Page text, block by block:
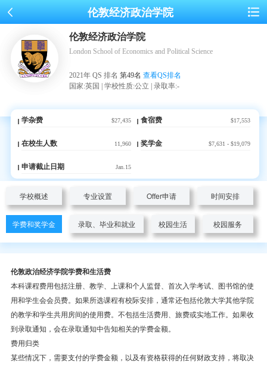
伦敦经济政治学院
伦敦经济政治学院
London School of Economics and Political Science
2021年 QS 排名 第49名 查看QS排名
国家:英国 | 学校性质:公立 | 录取率:-
学杂费 $27,435 食宿费 $17,553
在校生人数 11,960 奖学金 $7,631 - $19,079
申请截止日期 Jan.15
学校概述 专业设置 Offer申请 时间安排
学费和奖学金 录取、毕业和就业 校园生活 校园服务
伦敦政治经济学院学费和生活费
本科课程费用包括注册、教学、上课和个人监督、首次入学考试、图书馆的使
用和学生会会员费。如果所选课程有校际安排，通常还包括伦敦大学其他学院
的教学和学生共用房间的使用费。不包括生活费用、旅费或实地工作。如果收
到录取通知，会在录取通知中告知相关的学费金额。
费用归类
某些情况下，需要支付的学费金额，以及有资格获得的任何财政支持，将取决